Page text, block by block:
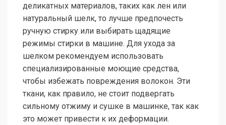
деликатных материалов, таких как лен или
натуральный шелк, то лучше предпочесть
ручную стирку или выбирать щадящие
режимы стирки в машине. Для ухода за
шелком рекомендуем использовать
специализированные моющие средства,
чтобы избежать повреждения волокон. Эти
ткани, как правило, не стоит подвергать
сильному отжиму и сушке в машинке, так как
это может привести к их деформации.